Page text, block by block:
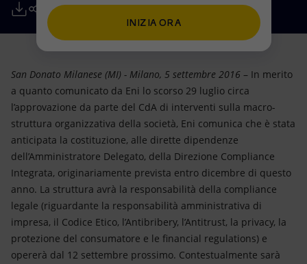
Net Zero
Modello satellitare
Energia accessibile
Innovazione
Scenari energetici
Collaborazioni per l'innovazione
Attività nel mondo
Mobilità
San Donato Milanese (MI) - Milano, 5 settembre 2016 – In merito
a quanto comunicato da Eni lo scorso 29 luglio circa
l’approvazione da parte del CdA di interventi sulla macro-
struttura organizzativa della società, Eni comunica che è stata
anticipata la costituzione, alle dirette dipendenze
dell’Amministratore Delegato, della Direzione Compliance
Integrata, originariamente prevista entro dicembre di questo
anno. La struttura avrà la responsabilità della compliance
legale (riguardante la responsabilità amministrativa di
impresa, il Codice Etico, l’Antibribery, l’Antitrust, la privacy, la
protezione del consumatore e le financial regulations) e
opererà dal 12 settembre prossimo. Contestualmente sarà
INIZIA ORA